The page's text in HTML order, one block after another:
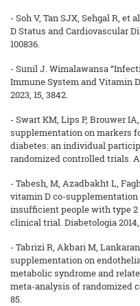
- Soh V, Tan SJX, Sehgal R,
D Status and Cardiovascular
100836.
- Sunil J. Wimalawansa
Immune System and Vitamin
2023, 15, 3842.
- Swart KM, Lips P, Brouwer
supplementation on markers
diabetes: an individual
randomized controlled trials.
- Tabesh, M, Azadbakht L,
vitamin D co-
insufficient people with type
clinical trial. Diabetologia 2014,
- Tabrizi R, Akbari M,
supplementation on
metabolic syndrome and
meta-analysis of randomized
85.